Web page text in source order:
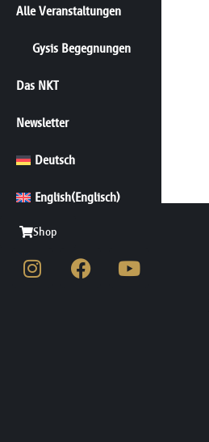
Alle Veranstaltungen
Gysis Begegnungen
Das NKT
Newsletter
Deutsch
English(Englisch)
Shop